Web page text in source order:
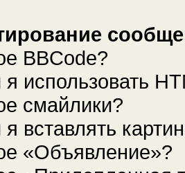
BBCode?
использовать
смайлики?
вставлять
«Объявление»?